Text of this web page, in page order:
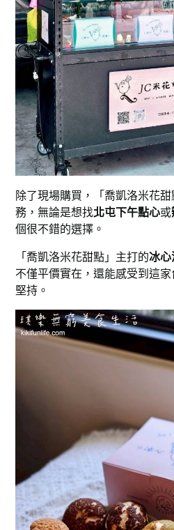
除了現場購買，「喬凱洛米花
務，無論是想找北屯下午點心或
個很不錯的選擇。
「喬凱洛米花甜點」主打的冰心
不僅平價實在，還能感受到這家
堅持。